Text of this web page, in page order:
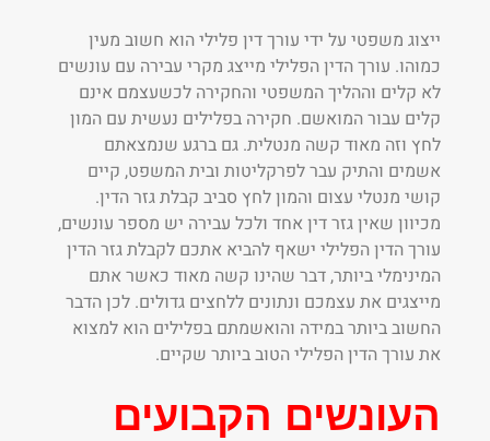
ייצוג משפטי על ידי עורך דין פלילי הוא חשוב מעין
כמוהו. עורך הדין הפלילי מייצג מקרי עבירה עם עונשים
לא קלים וההליך המשפטי והחקירה לכשעצמם אינם
קלים עבור המואשם. חקירה בפלילים נעשית עם המון
לחץ וזה מאוד קשה מנטלית. גם ברגע שנמצאתם
אשמים והתיק עבר לפרקליטות ובית המשפט, קיים
קושי מנטלי עצום והמון לחץ סביב קבלת גזר הדין.
מכיוון שאין גזר דין אחד ולכל עבירה יש מספר עונשים,
עורך הדין הפלילי ישאף להביא אתכם לקבלת גזר הדין
המינימלי ביותר, דבר שהינו קשה מאוד כאשר אתם
מייצגים את עצמכם ונתונים ללחצים גדולים. לכן הדבר
החשוב ביותר במידה והואשמתם בפלילים הוא למצוא
את עורך הדין הפלילי הטוב ביותר שקיים.
העונשים הקבועים